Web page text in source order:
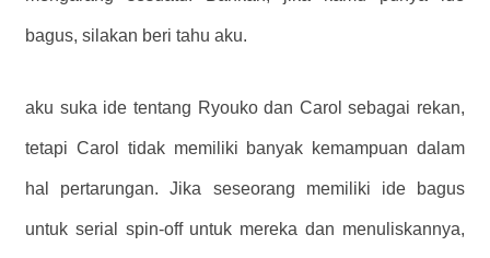
bagus, silakan beri tahu aku.
aku suka ide tentang Ryouko dan Carol sebagai rekan,
tetapi Carol tidak memiliki banyak kemampuan dalam
hal pertarungan. Jika seseorang memiliki ide bagus
untuk serial spin-off untuk mereka dan menuliskannya,